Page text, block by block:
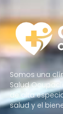
Somos una
Salud
de alta
salud y el